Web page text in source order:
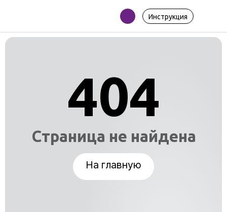
Инструкция
404
Страница не найдена
На главную